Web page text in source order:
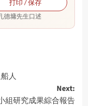
打印 / 保存
德墉先生口述
人
Next:
組研究成果綜合報告